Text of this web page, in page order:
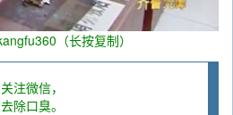
（长按复制）
关注微信，
去除口臭。